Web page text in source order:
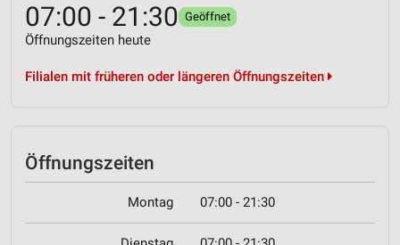
07:00 - 21:30 Geöffnet
Öffnungszeiten heute
Filialen mit früheren oder längeren Öffnungszeiten
Öffnungszeiten
Montag 07:00 - 21:30